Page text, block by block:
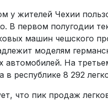
у жителей Чехии
В первом полугодии
машин чешского
моделям
автомобилей. На
в республике 8 292
что пик продаж